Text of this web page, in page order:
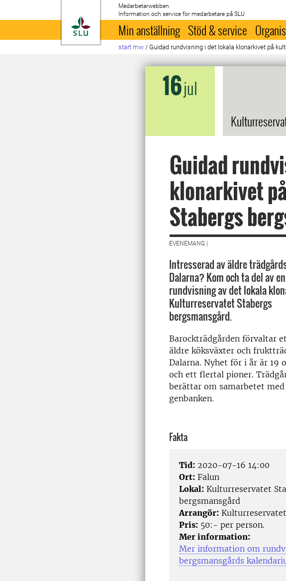
Till startsida
Medarbetarwebben
Information och service för medarbetare på SLU
Min anställning Stöd & service
start mw / Guidad rundvisning i det lokala klonarkivet på
16jul
Guidad
klonarkivet
Stabergs
EVENEMANG |
Intresserad av äldre
Dalarna? Kom och ta del av
rundvisning av det lokala
Kulturreservatet Stabergs
bergsmansgård.
Barockträdgården förvaltar
äldre köksväxter och
Dalarna. Nyhet för i år är 19
och ett flertal pioner.
berättar om samarbetet
genbanken.
Fakta
Tid: 2020-07-16 14:00
Ort: Falun
Lokal: Kulturreservatet
bergsmansgård
Arrangör:
Pris: 50:- per person.
Mer information:
Mer information om
bergsmansgårds